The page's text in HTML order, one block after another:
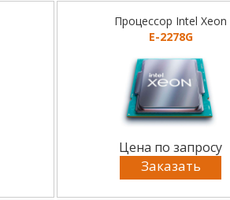
Процессор Intel Xeon
E-2278G
Цена по запросу
Заказать